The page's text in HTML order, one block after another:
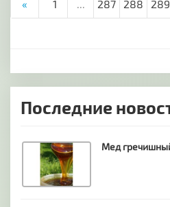
« 1 ... 287 288 289
Последние
Мед